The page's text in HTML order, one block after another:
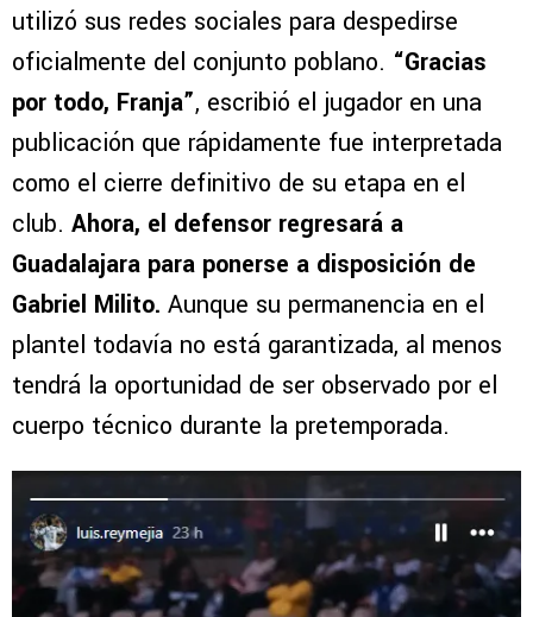
utilizó sus redes sociales para despedirse
oficialmente del conjunto poblano. “Gracias
por todo, Franja”, escribió el jugador en una
publicación que rápidamente fue interpretada
como el cierre definitivo de su etapa en el
club. Ahora, el defensor regresará a
Guadalajara para ponerse a disposición de
Gabriel Milito. Aunque su permanencia en el
plantel todavía no está garantizada, al menos
tendrá la oportunidad de ser observado por el
cuerpo técnico durante la pretemporada.